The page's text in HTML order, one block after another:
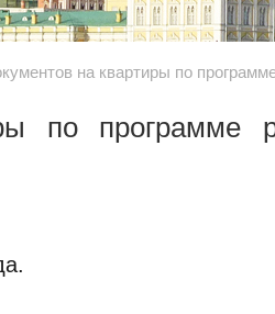
на квартиры по
по программе